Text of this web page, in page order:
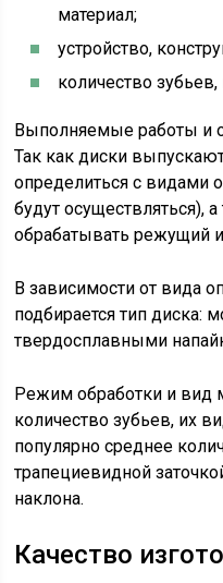
материал;
устройство,
количество зубьев,
Выполняемые работы и
Так как диски
определиться с видами
будут осуществляться),
обрабатывать режущий
В зависимости от вида
подбирается тип диска:
твердосплавными
Режим обработки и вид
количество зубьев, их
популярно среднее
трапециевидной
наклона.
Качество